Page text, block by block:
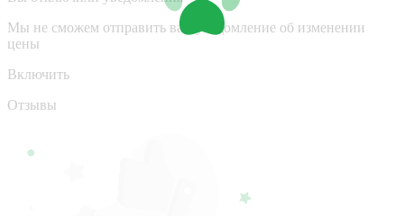
Мы не сможем отправить вам уведомление об изменении
цены
Включить
Отзывы